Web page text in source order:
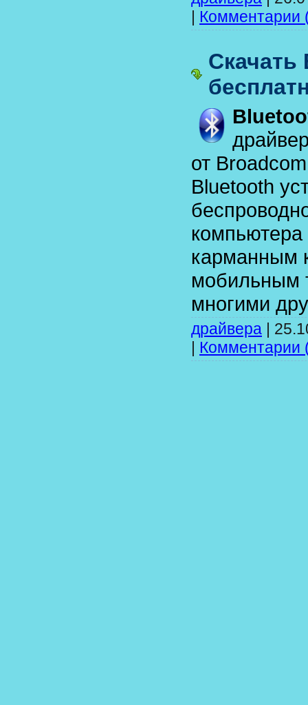
| Комментарии
Скачать
от
Bluetooth
карманным
мобильным
многими
драйвера |
| Комментарии